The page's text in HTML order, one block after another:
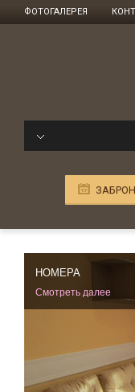
ФОТОГАЛЕРЕЯ
НОМЕРА
Смотреть далее